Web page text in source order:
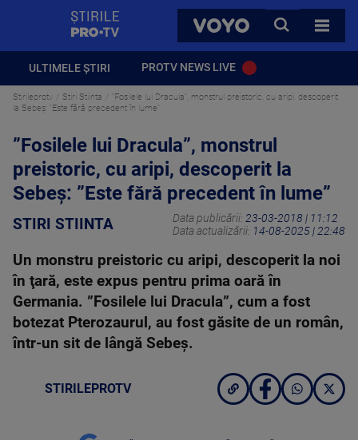
VOYO
CAUTA
TOATE
ULTIMELE ȘTIRI PROTV NEWS LIVE
Stirileprotv Stiri Stiinta
”Fosilele lui Dracula”, monstrul preistoric, cu aripi, descoperit
la Sebeș: ”Este fără precedent în lume”
”Fosilele lui Dracula”, monstrul
preistoric, cu aripi, descoperit la
Sebeș: ”Este fără precedent în lume”
STIRI STIINTA Data publicării: 23-03-2018 | 11:12
Data actualizării: 14-08-2025 | 22:48
Un monstru preistoric cu aripi, descoperit la noi
în ţară, este expus pentru prima oară în
Germania. ”Fosilele lui Dracula”, cum a fost
botezat Pterozaurul, au fost găsite de un român,
într-un sit de lângă Sebeş.
STIRILEPROTV